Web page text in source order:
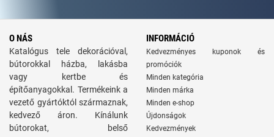
O NÁS
Katalógus tele dekorációval,
bútorokkal házba, lakásba
vagy kertbe és
építőanyagokkal. Termékeink a
vezető gyártóktól származnak,
kedvező áron. Kínálunk
bútorokat, belső
INFORMÁCIÓ
Kedvezményes kuponok és
promóciók
Minden kategória
Minden márka
Minden e-shop
Újdonságok
Kedvezmények